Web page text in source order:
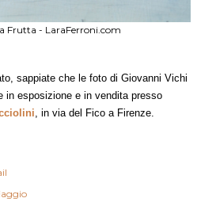
Frutta - LaraFerroni.com
sappiate che le foto di Giovanni Vichi
in esposizione e in vendita presso
, in via del Fico a Firenze.